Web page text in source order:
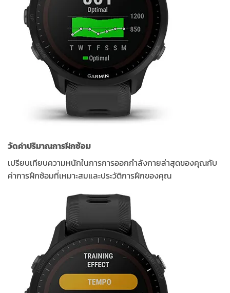
วัดค่าปริมาณการฝึกซ้อม
เปรียบเทียบความหนักในการการออกกำลังกายล่าสุดของคุณกับ
ค่าการฝึกซ้อมที่เหมาะสมและประวัติการฝึกของคุณ